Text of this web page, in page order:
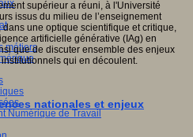
métiers
Numérique de Travail
supérieur a réuni, à l'Université
issus du milieu de l’enseignement
dans une optique scientifique et critique,
artificielle générative (IAg) en
que de discuter ensemble des enjeux
qui en découlent.
nationales et enjeux